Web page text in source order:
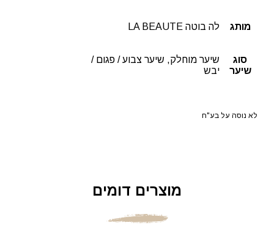
מותג לה בוטה LA BEAUTE
סוג
שיער
שיער מוחלק, שיער צבוע / פגום /
יבש
לא נוסה על בע"ח
מוצרים דומים